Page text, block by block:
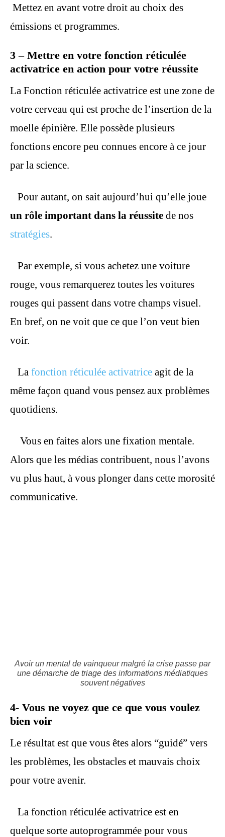
Mettez en avant votre droit au choix des
émissions et programmes.
3 – Mettre en votre fonction réticulée
activatrice en action pour votre réussite
La Fonction réticulée activatrice est une zone de
votre cerveau qui est proche de l’insertion de la
moelle épinière. Elle possède plusieurs
fonctions encore peu connues encore à ce jour
par la science.
Pour autant, on sait aujourd’hui qu’elle joue
un rôle important dans la réussite de nos
stratégies.
Par exemple, si vous achetez une voiture
rouge, vous remarquerez toutes les voitures
rouges qui passent dans votre champs visuel.
En bref, on ne voit que ce que l’on veut bien
voir.
La fonction réticulée activatrice agit de la
même façon quand vous pensez aux problèmes
quotidiens.
Vous en faites alors une fixation mentale.
Alors que les médias contribuent, nous l’avons
vu plus haut, à vous plonger dans cette morosité
communicative.
Avoir un mental de vainqueur malgré la crise passe par
une démarche de triage des informations médiatiques
souvent négatives
4- Vous ne voyez que ce que vous voulez
bien voir
Le résultat est que vous êtes alors “guidé” vers
les problèmes, les obstacles et mauvais choix
pour votre avenir.
La fonction réticulée activatrice est en
quelque sorte autoprogrammée pour vous